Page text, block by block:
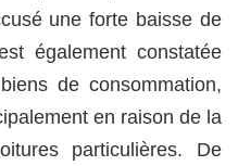
une forte baisse de
également constatée
de consommation,
en raison de la
particulières. De